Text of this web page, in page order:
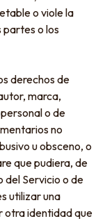
o viole la
partes o los
derechos de
marca,
o de
no
u obsceno, o
que pudiera, de
del Servicio o de
utilizar una
otra identidad que